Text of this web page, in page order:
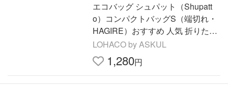
エコバッグ シュパット（Shupatt
o）コンパクトバッグS（端切れ・
HAGIRE）おすすめ 人気 折りたた
み S466HAN 1個 マーナ
LOHACO by ASKUL
1,280円